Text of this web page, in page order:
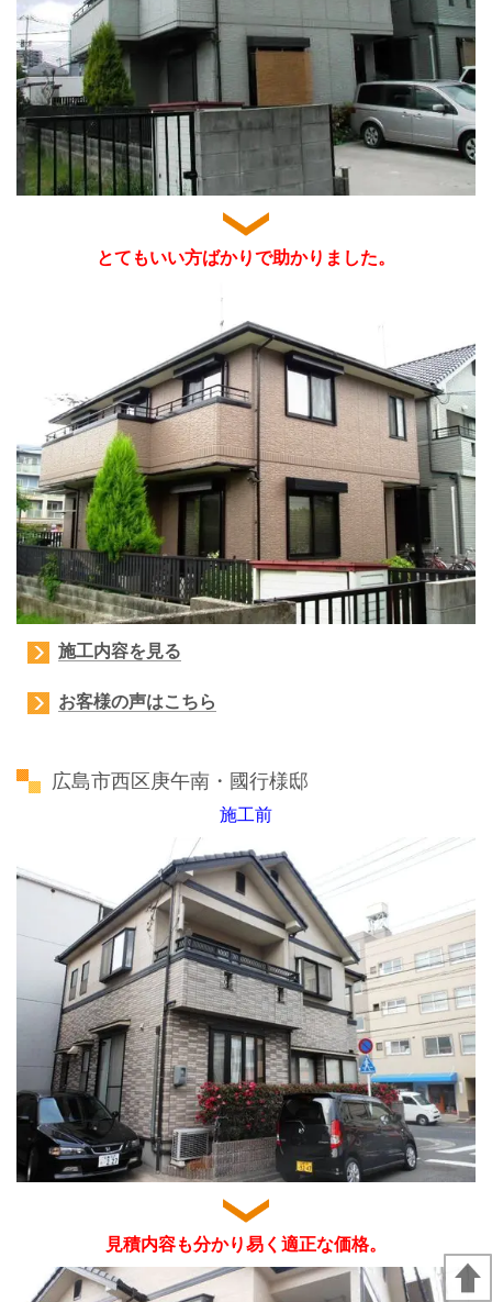
とてもいい方ばかりで助かりました。
施工内容を見る
お客様の声はこちら
広島市西区庚午南・國行様邸
施工前
見積内容も分かり易く適正な価格。